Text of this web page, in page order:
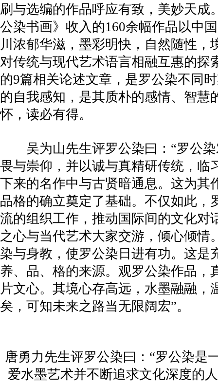
刷与选编的作品呼应有致，美妙天
公染书画》收入的160余幅作品以中
川浓郁华滋，墨彩明快，自然随性，
对传统与现代艺术语言相融互惠的探
的9篇相关论述文章，是罗公染不同
的自我感知，是其质朴的感情、智慧
怀，读必有得。
吴为山先生评罗公染曰：“罗公染
畏与崇仰，并以诚与真精研传统，临
下来的名作中与古贤暗通息。这为其
品格的确立奠定了基础。不仅如此，
流的组织工作，推动国际间的文化对
之心与当代艺术大家交游，倾心倾情
染与身教，使罗公染日进有功。这是
养、品、格的来源。观罗公染作品，
片文心。其境心存高远，水墨融融，
矣，可知未来之路当无限阔宏”。
唐勇力先生评罗公染曰：“罗公染是
爱水墨艺术并不断追求文化深度的